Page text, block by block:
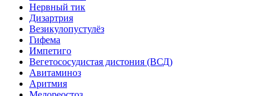
Нервный тик
Дизартрия
Везикулопустулёз
Гифема
Импетиго
Вегетососудистая дистония (ВСД)
Авитаминоз
Аритмия